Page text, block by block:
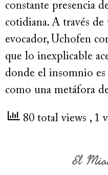
constante presencia
cotidiana. A través
evocador, Uchofen
que lo inexplicable
donde el insomnio
como una metáfora
80 total views , 1
El